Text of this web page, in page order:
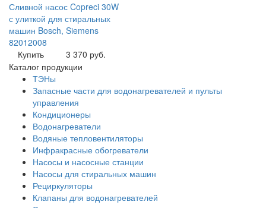
Сливной насос Copreci 30W
с улиткой для стиральных
машин Bosch, Siemens
82012008
Купить
3 370 руб.
Каталог продукции
ТЭНы
Запасные части для водонагревателей и пульты
управления
Кондиционеры
Водонагреватели
Водяные тепловентиляторы
Инфракрасные обогреватели
Насосы и насосные станции
Насосы для стиральных машин
Рециркуляторы
Клапаны для водонагревателей